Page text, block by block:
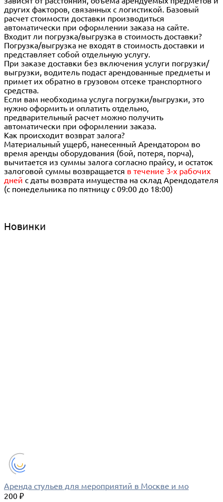
других факторов, связанных с логистикой. Базовый
расчет стоимости доставки производиться
автоматически при оформлении заказа на сайте.
Входит ли погрузка/выгрузка в стоимость доставки?
Погрузка/выгрузка не входят в стоимость доставки и
представляет собой отдельную услугу.
При заказе доставки без включения услуги погрузки/
выгрузки, водитель подаст арендованные предметы и
примет их обратно в грузовом отсеке транспортного
средства.
Если вам необходима услуга погрузки/выгрузки, это
нужно оформить и оплатить отдельно,
предварительный расчет можно получить
автоматически при оформлении заказа.
Как происходит возврат залога?
Материальный ущерб, нанесенный Арендатором во
время аренды оборудования (бой, потеря, порча),
вычитается из суммы залога согласно прайсу, и остаток
залоговой суммы возвращается в течение 3-х рабочих
дней с даты возврата имущества на склад Арендодателя
(с понедельника по пятницу с 09:00 до 18:00)
Новинки
Аренда стульев для мероприятий в Москве и мо
200 ₽